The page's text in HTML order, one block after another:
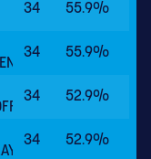
34 55.9%
PLAYOFF
34 55.9%
34 52.9%
34 52.9%